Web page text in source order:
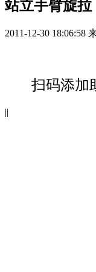
站立手臂旋拉
2011-12-30 18:06:58
扫码添加
||